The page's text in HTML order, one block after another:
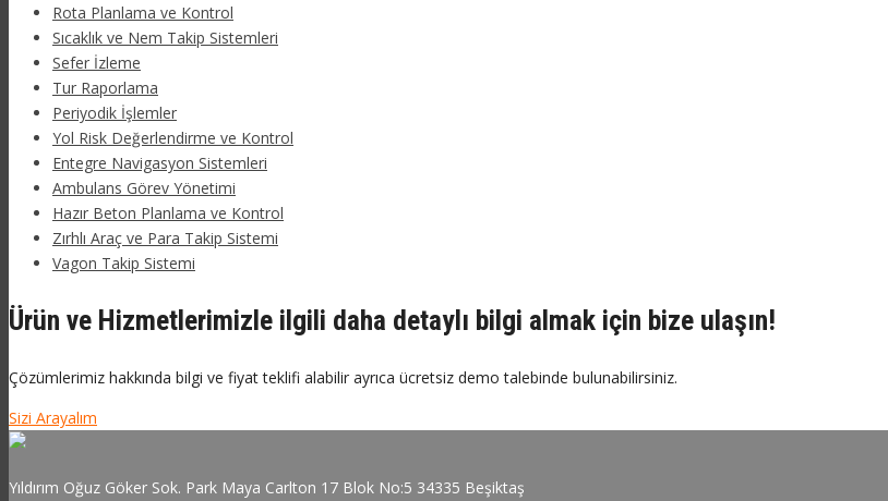
Rota Planlama ve Kontrol
Sıcaklık ve Nem Takip Sistemleri
Sefer İzleme
Tur Raporlama
Periyodik İşlemler
Yol Risk Değerlendirme ve Kontrol
Entegre Navigasyon Sistemleri
Ambulans Görev Yönetimi
Hazır Beton Planlama ve Kontrol
Zırhlı Araç ve Para Takip Sistemi
Vagon Takip Sistemi
Ürün ve Hizmetlerimizle ilgili daha detaylı bilgi almak için bize ulaşın!
Çözümlerimiz hakkında bilgi ve fiyat teklifi alabilir ayrıca ücretsiz demo talebinde bulunabilirsiniz.
Sizi Arayalım
Yıldırım Oğuz Göker Sok. Park Maya Carlton 17 Blok No:5 34335 Beşiktaş